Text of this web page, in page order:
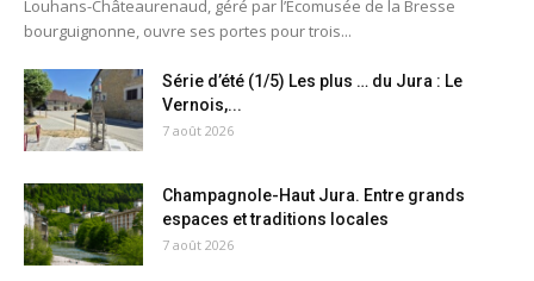
Louhans-Châteaurenaud, géré par l’Écomusée de la Bresse
bourguignonne, ouvre ses portes pour trois...
Série d’été (1/5) Les plus … du Jura : Le
Vernois,...
7 août 2026
Champagnole-Haut Jura. Entre grands
espaces et traditions locales
7 août 2026